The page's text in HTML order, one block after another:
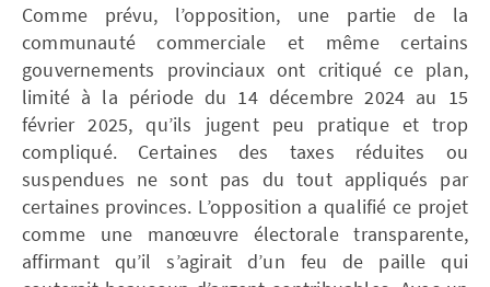
Comme prévu, l’opposition, une partie de la
communauté commerciale et même certains
gouvernements provinciaux ont critiqué ce plan,
limité à la période du 14 décembre 2024 au 15
février 2025, qu’ils jugent peu pratique et trop
compliqué. Certaines des taxes réduites ou
suspendues ne sont pas du tout appliqués par
certaines provinces. L’opposition a qualifié ce projet
comme une manœuvre électorale transparente,
affirmant qu’il s’agirait d’un feu de paille qui